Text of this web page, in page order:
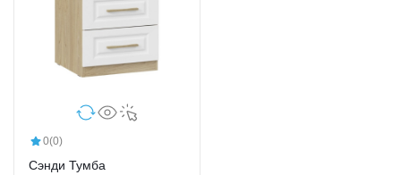
0(0)
Сэнди Тумба